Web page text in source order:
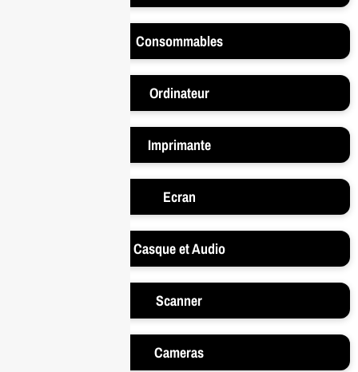
Consommables
Ordinateur
Imprimante
Ecran
Casque et Audio
Scanner
Cameras